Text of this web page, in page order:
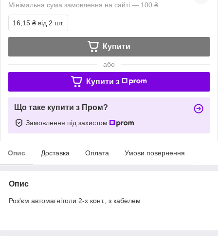
Мінімальна сума замовлення на сайті — 100 ₴
16,15 ₴ від 2 шт.
Купити
або
Купити з
Що таке купити з Пром?
Замовлення під захистом
Опис Доставка Оплата Умови повернення
Опис
Роз'єм автомагнітоли 2-х конт., з кабелем